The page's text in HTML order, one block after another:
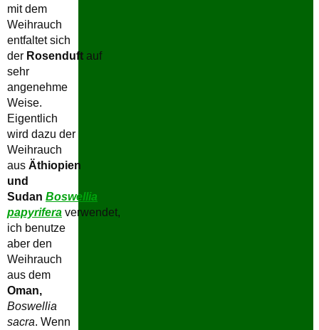
mit dem
Weihrauch
entfaltet sich
der Rosenduft auf
sehr
angenehme
Weise.
Eigentlich
wird dazu der
Weihrauch
ausÄthiopien
und
SudanBoswellia
papyrifera verwendet,
ich benutze
aber den
Weihrauch
aus dem
Oman,
Boswellia
sacra. Wenn